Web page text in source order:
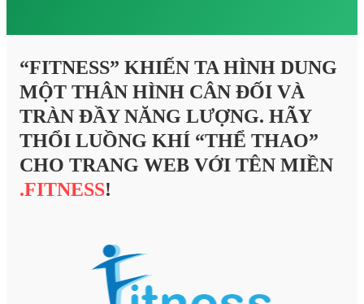
“FITNESS” KHIẾN TA HÌNH DUNG
MỘT THÂN HÌNH CÂN ĐỐI VÀ
TRÀN ĐẦY NĂNG LƯỢNG. HÃY
THỔI LUỒNG KHÍ “THỂ THAO”
CHO TRANG WEB VỚI TÊN MIỀN
.FITNESS!